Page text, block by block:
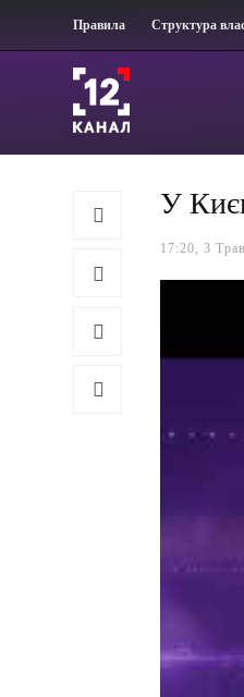
Правила Структура
У
17:20, 3